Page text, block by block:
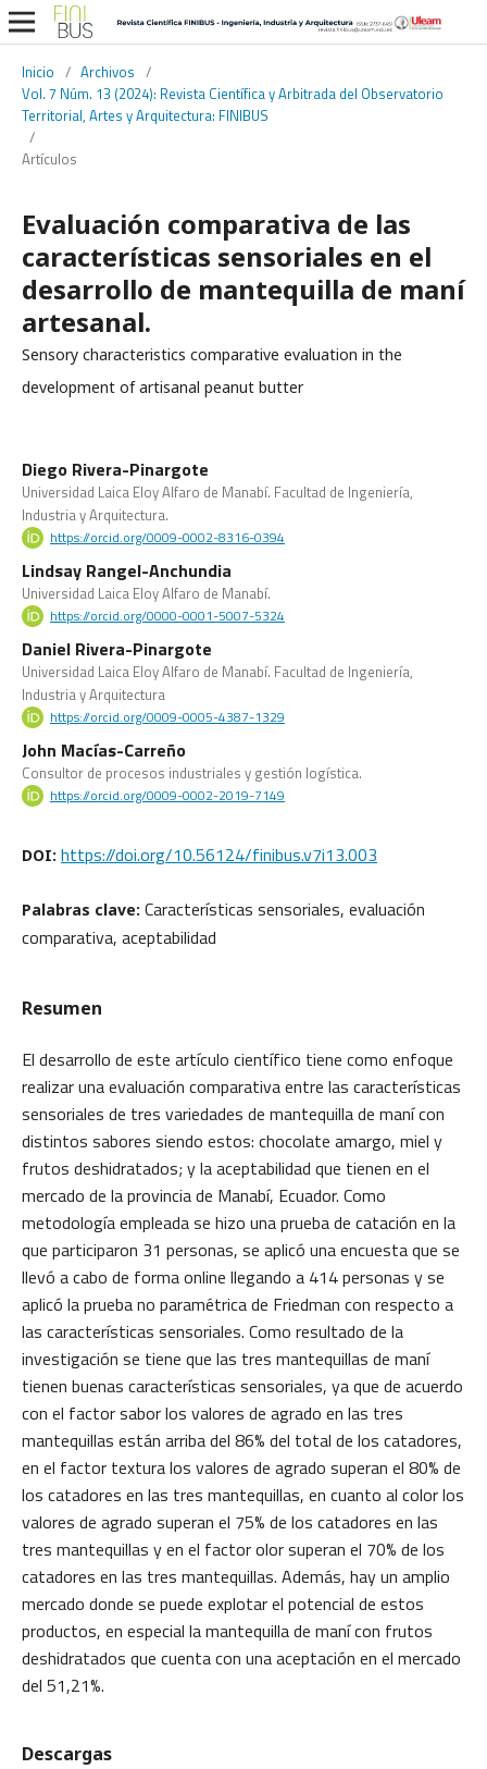
Inicio / Archivos /
Vol. 7 Núm. 13 (2024): Revista Científica y Arbitrada del Observatorio
Territorial, Artes y Arquitectura: FINIBUS
/
Artículos
Evaluación comparativa de las
características sensoriales en el
desarrollo de mantequilla de maní
artesanal.
Sensory characteristics comparative evaluation in the
development of artisanal peanut butter
Diego Rivera-Pinargote
Universidad Laica Eloy Alfaro de Manabí. Facultad de Ingeniería,
Industria y Arquitectura.
https://orcid.org/0009-0002-8316-0394
Lindsay Rangel-Anchundia
Universidad Laica Eloy Alfaro de Manabí.
https://orcid.org/0000-0001-5007-5324
Daniel Rivera-Pinargote
Universidad Laica Eloy Alfaro de Manabí. Facultad de Ingeniería,
Industria y Arquitectura
https://orcid.org/0009-0005-4387-1329
John Macías-Carreño
Consultor de procesos industriales y gestión logística.
https://orcid.org/0009-0002-2019-7149
DOI: https://doi.org/10.56124/finibus.v7i13.003
Palabras clave: Características sensoriales, evaluación
comparativa, aceptabilidad
Resumen
El desarrollo de este artículo científico tiene como enfoque
realizar una evaluación comparativa entre las características
sensoriales de tres variedades de mantequilla de maní con
distintos sabores siendo estos: chocolate amargo, miel y
frutos deshidratados; y la aceptabilidad que tienen en el
mercado de la provincia de Manabí, Ecuador. Como
metodología empleada se hizo una prueba de catación en la
que participaron 31 personas, se aplicó una encuesta que se
llevó a cabo de forma online llegando a 414 personas y se
aplicó la prueba no paramétrica de Friedman con respecto a
las características sensoriales. Como resultado de la
investigación se tiene que las tres mantequillas de maní
tienen buenas características sensoriales, ya que de acuerdo
con el factor sabor los valores de agrado en las tres
mantequillas están arriba del 86% del total de los catadores,
en el factor textura los valores de agrado superan el 80% de
los catadores en las tres mantequillas, en cuanto al color los
valores de agrado superan el 75% de los catadores en las
tres mantequillas y en el factor olor superan el 70% de los
catadores en las tres mantequillas. Además, hay un amplio
mercado donde se puede explotar el potencial de estos
productos, en especial la mantequilla de maní con frutos
deshidratados que cuenta con una aceptación en el mercado
del 51,21%.
Descargas